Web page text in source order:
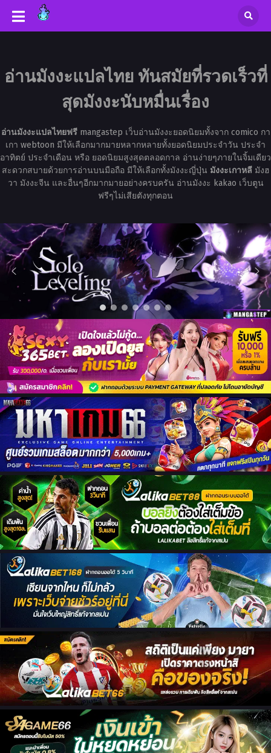
อ่านมังงะแปลไทย ทันสมัยที่รวดเร็วที่
สุดมังงะนับหมื่นเรื่อง
อ่านมังงะแปลไทยฟรีmangastep เว็บอ่านมังงะยอดนิยมทั้งจาก comico กา
เกา webtoon มีให้เลือกมากมายหลากหลายทั้งยอดนิยมประจำวัน ประจำ
อาทิตย์ ประจำเดือน หรือ ยอดนิยมสูงสุดตลอดกาล อ่านง่ายๆภายในจิ้มเดียว
สะดวกสบายด้วยการอ่านบนมือถือ มีให้เลือกทั้งมังงะญี่ปุ่น มังงะเกาหลีมังฮ
วา มังงะจีน และอื่นๆอีกมากมายอย่างครบครัน อ่านมังงะ kakao เว็บตูน
ฟรีๆไม่เสียตังทุกตอน